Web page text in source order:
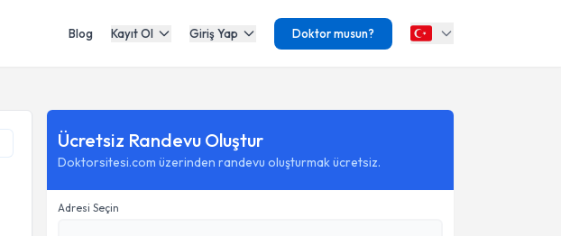
Blog Kayıt Ol Giriş Yap Doktor musun?
Ücretsiz Randevu Oluştur
Doktorsitesi.com üzerinden randevu oluşturmak ücretsiz.
Adresi Seçin